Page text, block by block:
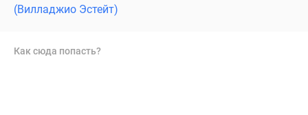
(Вилладжио Эстейт)
Как сюда попасть?